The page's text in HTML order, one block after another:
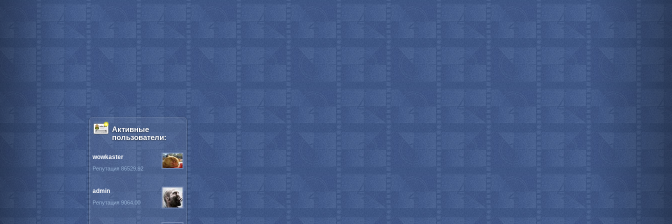
Активные
пользователи:
wowkaster
Репутация 86529.92
admin
Репутация 9064.00